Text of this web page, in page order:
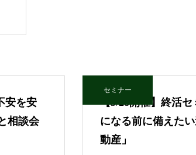
安を安
相談会
セミナー
【5/28開催】終活
になる前に備えた
動産」